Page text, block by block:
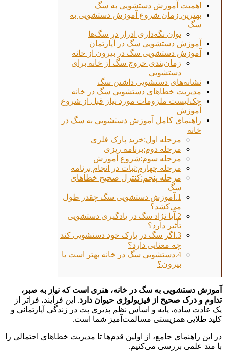
اهمیت آموزش دستشویی به سگ
بهترین زمان شروع آموزش دستشویی به
سگ
توان نگه‌داری ادرار در سگ‌ها
آموزش دستشویی سگ در آپارتمان
آموزش دستشویی سگ در بیرون از خانه
زمان‌بندی خروج سگ از خانه برای
دستشویی
نشانه‌های دستشویی داشتن سگ
مدیریت خطاهای دستشویی سگ در خانه
چک‌لیست ملزومات مورد نیاز قبل از شروع
آموزش
راهنمای کامل آموزش دستشویی به سگ در
خانه
مرحله اول:خرید پارک فلزی
مرحله دوم:برنامه ریزی
مرحله سوم:شروع آموزش
مرحله چهارم:ثبات در انجام برنامه
مرحله پنجم:کنترل صحیح خطاهای
سگ
1.آموزش دستشویی سگ چقدر طول
می‌کشد؟
2.آیا نژاد سگ در یادگیری دستشویی
تأثیر دارد؟
3.اگر سگ در پارک خود دستشویی کند
چه معنایی دارد؟
4.دستشویی سگ در خانه بهتر است یا
بیرون؟
آموزش دستشویی به سگ در خانه، هنری است که نیاز به صبر،
تداوم و درک صحیح از فیزیولوژی حیوان دارد. این فرآیند، فراتر از
یک عادت ساده، پایه و اساس نظم‌ پذیری پت در زندگی آپارتمانی و
کلید طلایی همزیستی مسالمت‌آمیز شما است.
در این راهنمای جامع، از اولین قدم‌ها تا مدیریت خطاهای احتمالی را
با متد علمی بررسی می‌کنیم.